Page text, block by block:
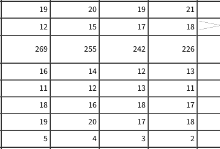
19 20 19
21
12 15 17
18
269 255 242
226
16 14 12
13
11 12 13
11
18 16 18
17
19 20 17
18
5 4 3
2